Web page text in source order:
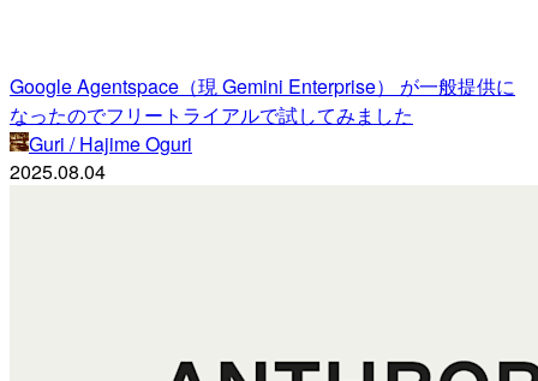
Google Agentspace（現 Gemini Enterprise） が一般提供に
なったのでフリートライアルで試してみました
Guri / Hajime Oguri
2025.08.04